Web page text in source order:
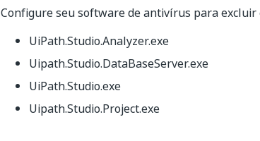
Configure seu software de antivírus para excluir
UiPath.Studio.Analyzer.exe
Uipath.Studio.DataBaseServer.exe
UiPath.Studio.exe
Uipath.Studio.Project.exe